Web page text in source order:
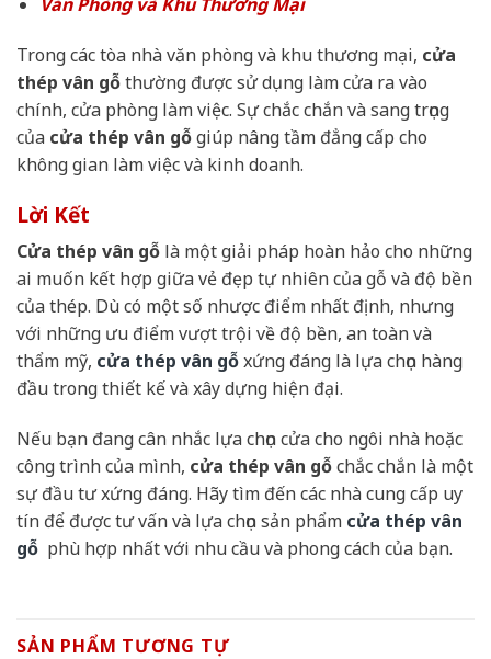
Trong các tòa nhà văn phòng và khu thương mại, cửa
thép vân gỗthường được sử dụng làm cửa ra vào
chính, cửa phòng làm việc. Sự chắc chắn và sang trọng
của cửa thép vân gỗgiúp nâng tầm đẳng cấp cho
không gian làm việc và kinh doanh.
Lời Kết
Cửa thép vân gỗ là một giải pháp hoàn hảo cho những
ai muốn kết hợp giữa vẻ đẹp tự nhiên của gỗ và độ bền
của thép. Dù có một số nhược điểm nhất định, nhưng
với những ưu điểm vượt trội về độ bền, an toàn và
thẩm mỹ, cửa thép vân gỗxứng đáng là lựa chọn hàng
đầu trong thiết kế và xây dựng hiện đại.
Nếu bạn đang cân nhắc lựa chọn cửa cho ngôi nhà hoặc
công trình của mình, cửa thép vân gỗchắc chắn là một
sự đầu tư xứng đáng. Hãy tìm đến các nhà cung cấp uy
tín để được tư vấn và lựa chọn sản phẩm cửa thép vân
gỗ phù hợp nhất với nhu cầu và phong cách của bạn.
SẢN PHẨM TƯƠNG TỰ